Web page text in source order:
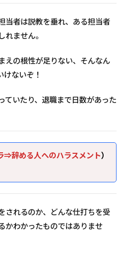
当者は説教を垂れ、ある担当者
れません。
えの根性が足りない、そんなん
けないぞ！
ていたり、退職まで日数があった
⇒辞める人へのハラスメント）
されるのか、どんな仕打ちを受
かわかったものではありませ